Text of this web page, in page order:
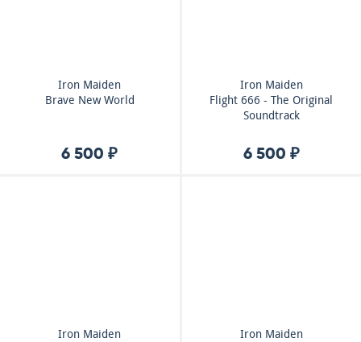
Iron Maiden
Brave New World
6 500 ₽
Iron Maiden
Flight 666 - The Original
Soundtrack
6 500 ₽
Iron Maiden
Iron Maiden